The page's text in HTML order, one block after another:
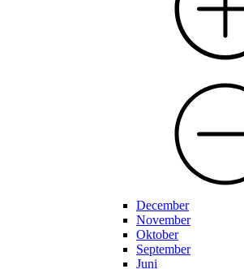
December
November
Oktober
September
Juni